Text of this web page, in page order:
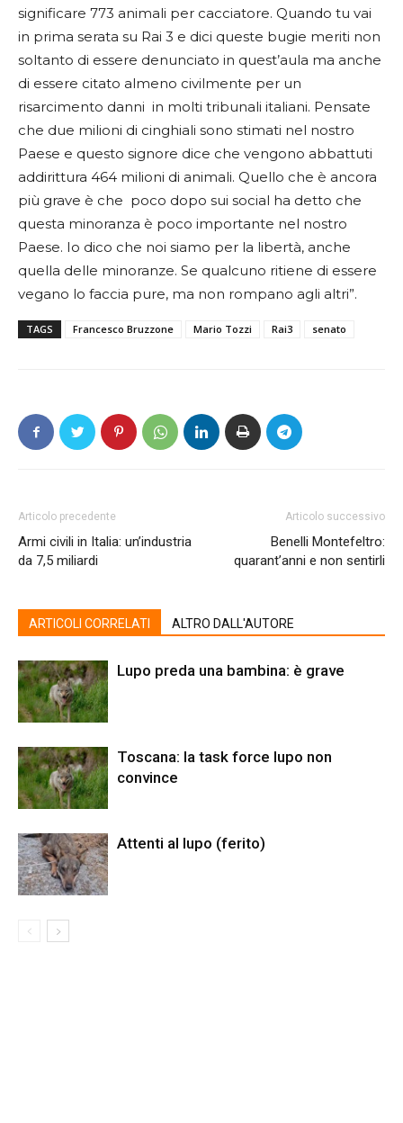
significare 773 animali per cacciatore. Quando tu vai
in prima serata su Rai 3 e dici queste bugie meriti non
soltanto di essere denunciato in quest’aula ma anche
di essere citato almeno civilmente per un
risarcimento danni in molti tribunali italiani. Pensate
che due milioni di cinghiali sono stimati nel nostro
Paese e questo signore dice che vengono abbattuti
addirittura 464 milioni di animali. Quello che è ancora
più grave è che poco dopo sui social ha detto che
questa minoranza è poco importante nel nostro
Paese. Io dico che noi siamo per la libertà, anche
quella delle minoranze. Se qualcuno ritiene di essere
vegano lo faccia pure, ma non rompano agli altri”.
TAGS Francesco Bruzzone Mario Tozzi Rai3 senato
Articolo precedente
Armi civili in Italia: un’industria
da 7,5 miliardi
Articolo successivo
Benelli Montefeltro:
quarant’anni e non sentirli
ARTICOLI CORRELATI ALTRO DALL'AUTORE
Lupo preda una bambina: è grave
Toscana: la task force lupo non
convince
Attenti al lupo (ferito)